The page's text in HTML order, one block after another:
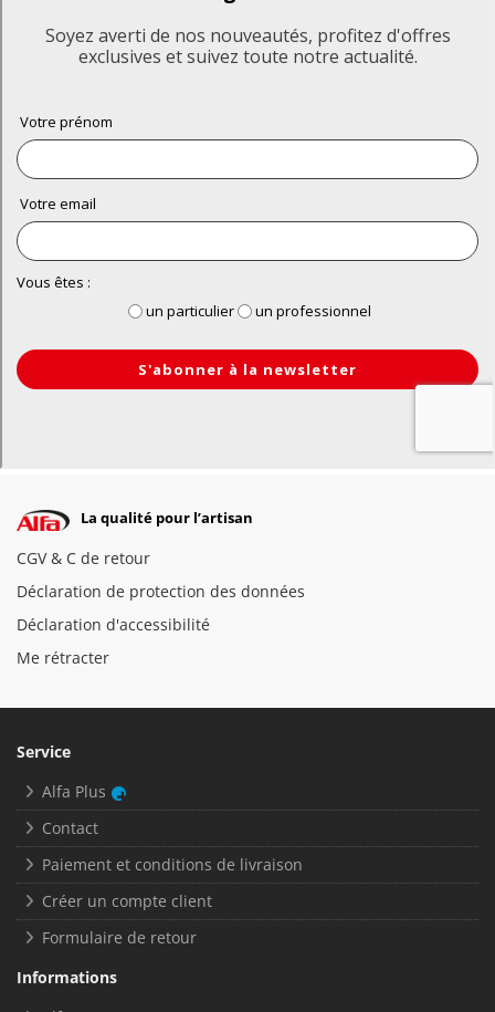
La qualité pour l’artisan
CGV & C de retour
Déclaration de protection des données
Déclaration d'accessibilité
Me rétracter
Service
Alfa Plus
Contact
Paiement et conditions de livraison
Créer un compte client
Formulaire de retour
Informations